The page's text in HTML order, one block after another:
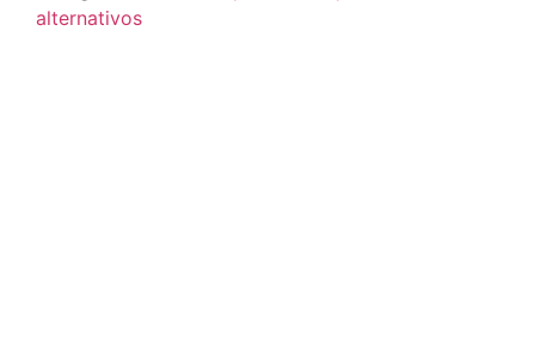
alternativos